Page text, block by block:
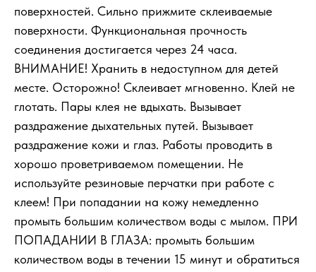
поверхностей. Сильно прижмите склеиваемые
поверхности. Функциональная прочность
соединения достигается через 24 часа.
ВНИМАНИЕ! Хранить в недоступном для детей
месте. Осторожно! Склеивает мгновенно. Клей не
глотать. Пары клея не вдыхать. Вызывает
раздражение дыхательных путей. Вызывает
раздражение кожи и глаз. Работы проводить в
хорошо проветриваемом помещении. Не
используйте резиновые перчатки при работе с
клеем! При попадании на кожу немедленно
промыть большим количеством воды с мылом. ПРИ
ПОПАДАНИИ В ГЛАЗА: промыть большим
количеством воды в течении 15 минут и обратиться